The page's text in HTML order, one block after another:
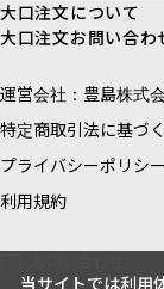
大口注文について
大口注文お問い合わ
運営会社：豊島株式
特定商取引法に基づ
プライバシーポリシー
利用規約
当サイトでは利用